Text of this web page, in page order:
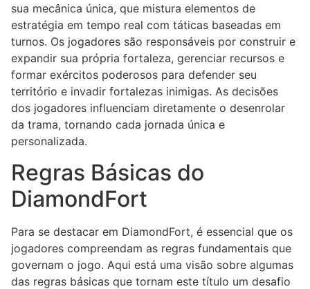
sua mecânica única, que mistura elementos de
estratégia em tempo real com táticas baseadas em
turnos. Os jogadores são responsáveis por construir e
expandir sua própria fortaleza, gerenciar recursos e
formar exércitos poderosos para defender seu
território e invadir fortalezas inimigas. As decisões
dos jogadores influenciam diretamente o desenrolar
da trama, tornando cada jornada única e
personalizada.
Regras Básicas do
DiamondFort
Para se destacar em DiamondFort, é essencial que os
jogadores compreendam as regras fundamentais que
governam o jogo. Aqui está uma visão sobre algumas
das regras básicas que tornam este título um desafio